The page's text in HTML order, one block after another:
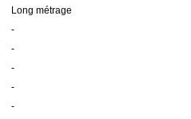
Long métrage
-
-
-
-
-